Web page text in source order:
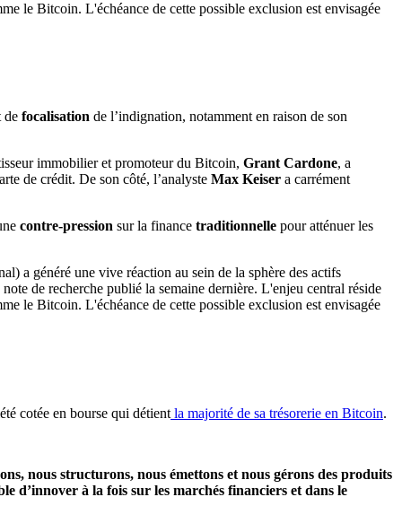
de focalisation de l’indignation, notamment en raison de son
immobilier et promoteur du Bitcoin, Grant Cardone, a
de crédit. De son côté, l’analyste Max Keiser a carrément
contre-pression sur la finance traditionnelle pour atténuer les
cotée en bourse qui détient la majorité de sa trésorerie en Bitcoin.
nous structurons, nous émettons et nous gérons des produits
d’innover à la fois sur les marchés financiers et dans le